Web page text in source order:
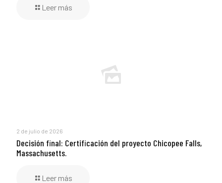
Leer más
2 de julio de 2026
Decisión final: Certificación del proyecto Chicopee Falls,
Massachusetts.
Leer más